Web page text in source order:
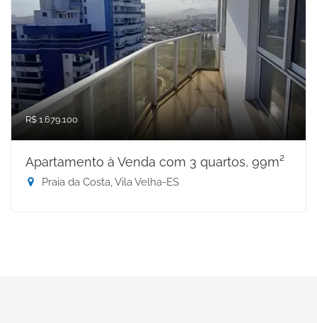
R$ 1.679.100
Apartamento à Venda com 3 quartos, 99m²
Praia da Costa, Vila Velha-ES